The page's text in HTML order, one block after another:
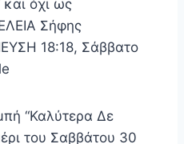
και όχι ως
Σήφης
18:18, Σάββατο
“Καλύτερα Δε
του Σαββάτου 30